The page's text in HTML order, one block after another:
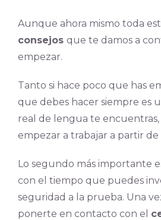
Aunque ahora mismo toda
consejos que te damos a
empezar.
Tanto si hace poco que has
que debes hacer siempre es
real de lengua te
empezar a trabajar a partir de
Lo segundo más importante
con el tiempo que puedes
seguridad a la prueba. Una
ponerte en contacto con el